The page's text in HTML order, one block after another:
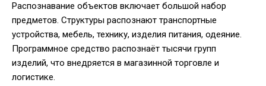
Распознавание объектов включает большой набор
предметов. Структуры распознают транспортные
устройства, мебель, технику, изделия питания, одеяние.
Программное средство распознаёт тысячи групп
изделий, что внедряется в магазинной торговле и
логистике.